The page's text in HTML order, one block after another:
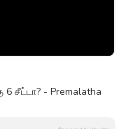
6 சீட்டா? - Premalatha